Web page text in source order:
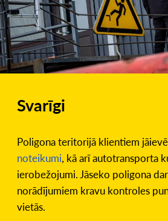
Svarīgi
Poligona teritorijā klientiem
noteikumi, kā arī autotransporta
ierobežojumi. Jāseko poligona
norādījumiem kravu kontroles
vietās.